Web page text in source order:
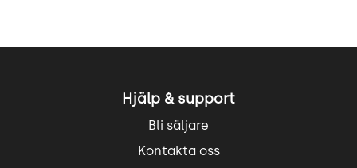
Hjälp & support
Bli säljare
Kontakta oss